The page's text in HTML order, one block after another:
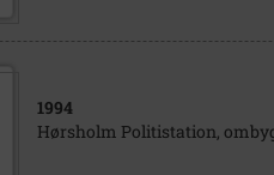
1994
Hørsholm Politistation,